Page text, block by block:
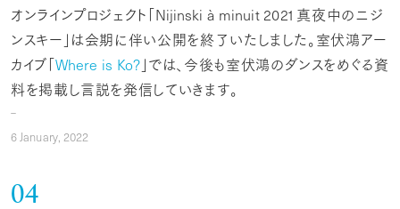
オンラインプロジェクト「Nijinski à minuit 2021 真夜中のニジ
ンスキー」は会期に伴い公開を終了いたしました。室伏鴻アー
カイブ「Where is Ko? 」では、今後も室伏鴻のダンスをめぐる資
料を掲載し言説を発信していきます。
6January, 2022
04